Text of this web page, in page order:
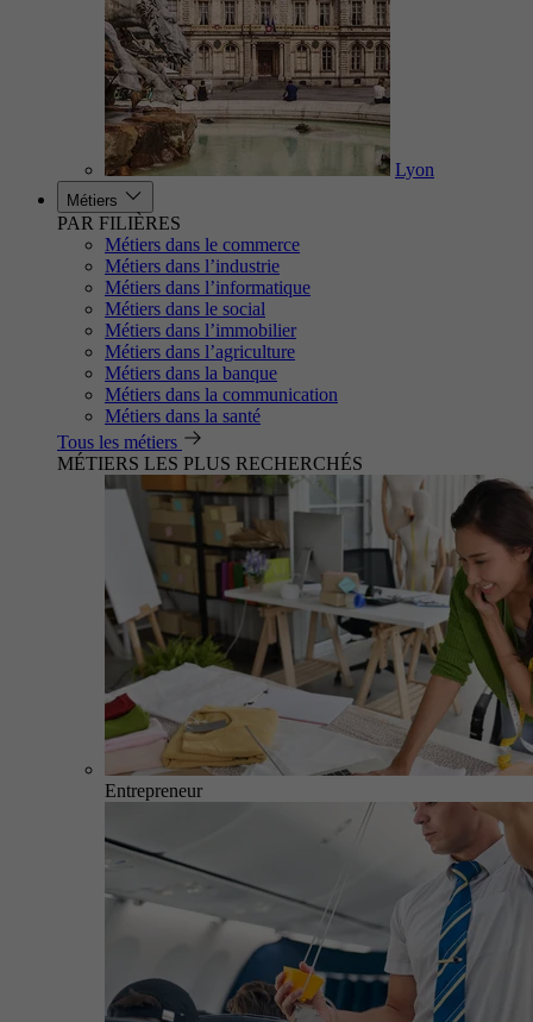
Lyon
Métiers
PAR FILIÈRES
Métiers dans le commerce
Métiers dans l’industrie
Métiers dans l’informatique
Métiers dans le social
Métiers dans l’immobilier
Métiers dans l’agriculture
Métiers dans la banque
Métiers dans la communication
Métiers dans la santé
Tous les métiers
MÉTIERS LES PLUS RECHERCHÉS
Entrepreneur